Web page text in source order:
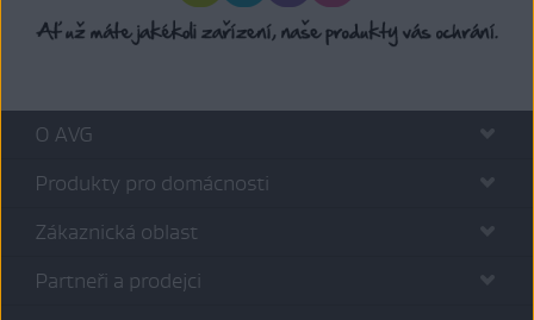
O AVG
Produkty pro domácnosti
Zákaznická oblast
Partneři a prodejci